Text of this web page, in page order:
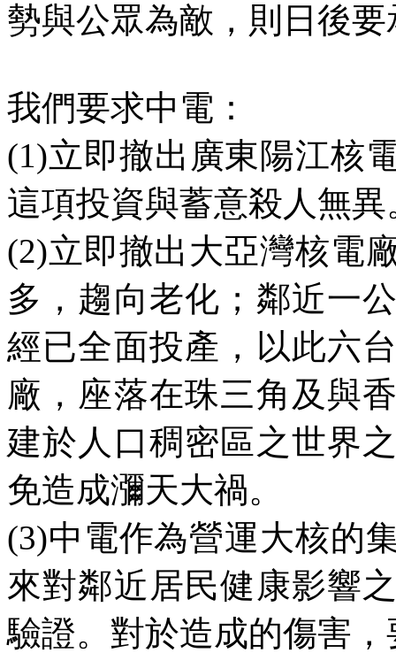
勢與公眾為敵，則日後
我們要求中電：
(1)立即撤出廣東陽江核
這項投資與蓄意殺人無異
(2)立即撤出大亞灣核電
多，趨向老化；鄰近一
經已全面投產，以此六
廠，座落在珠三角及與
建於人口稠密區之世界
免造成瀰天大禍。
(3)中電作為營運大核的
來對鄰近居民健康影響
驗證。對於造成的傷害